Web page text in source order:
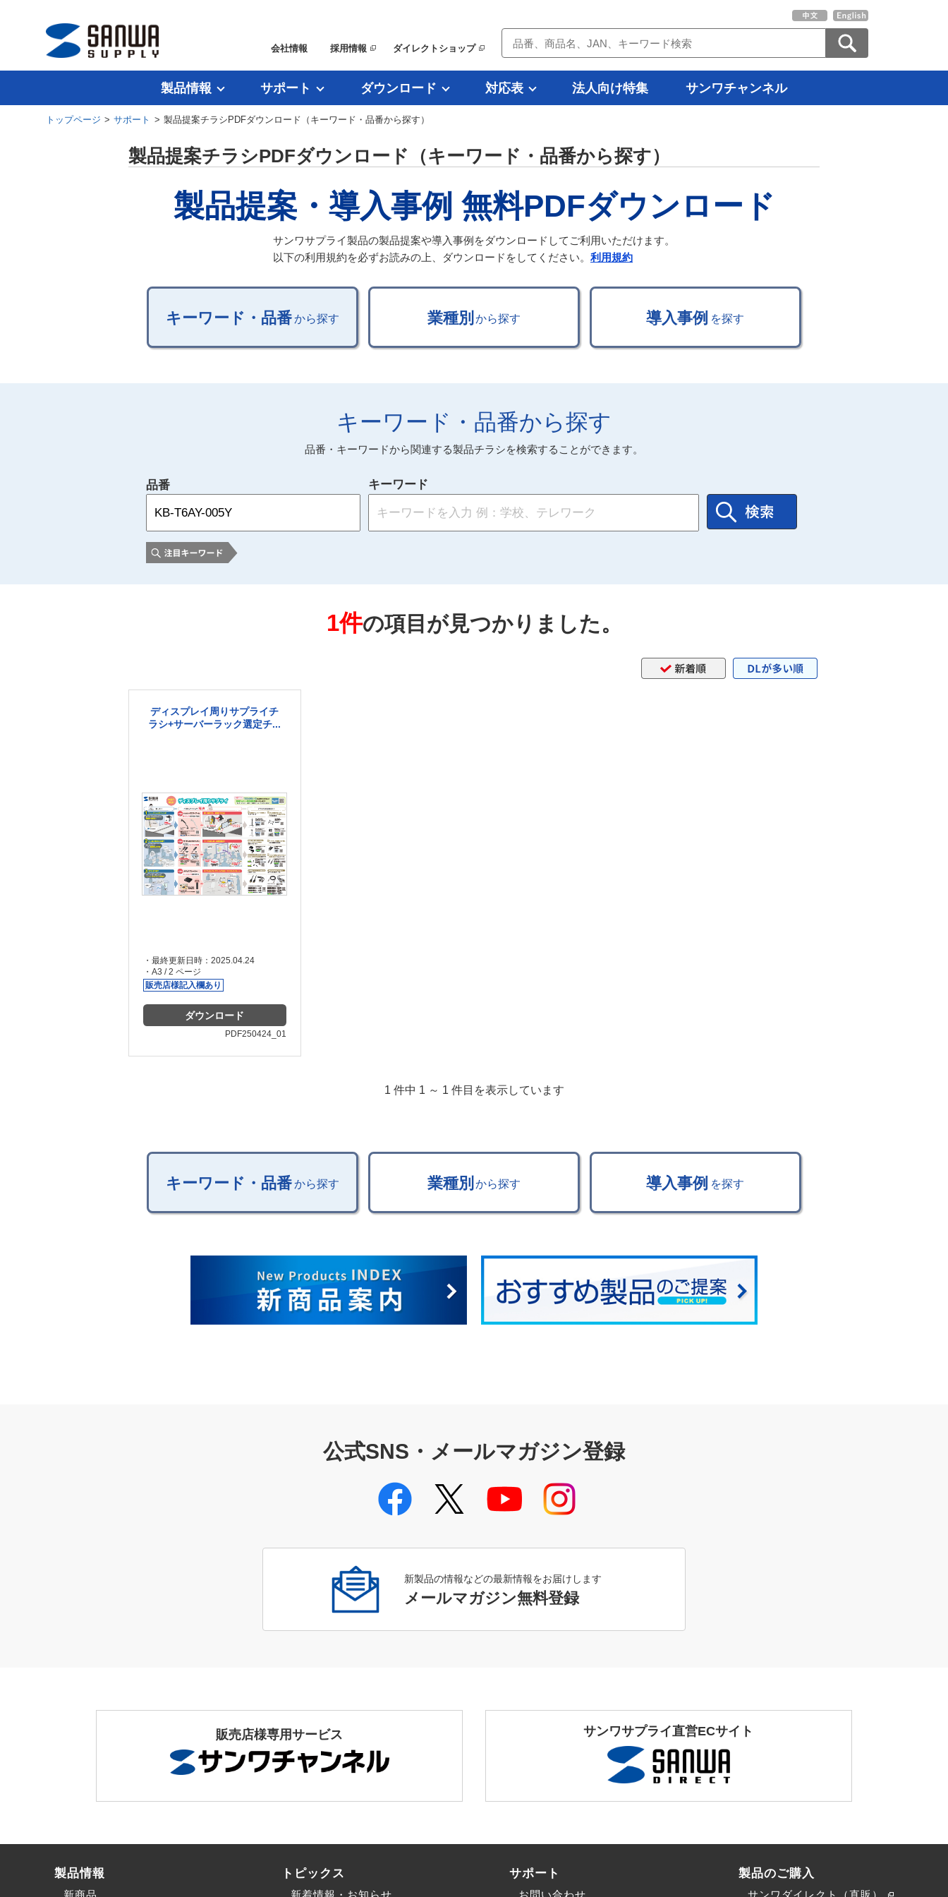
会社情報 採用情報 ダイレクトショップ
製品情報 サポート ダウンロード 対応表 法人向け特集 サンワチャンネル
トップページ >サポート > 製品提案チラシPDFダウンロード（キーワード・品番から探す）
製品提案チラシPDFダウンロード（キーワード・品番から探す）
製品提案・導入事例 無料PDFダウンロード
サンワサプライ製品の製品提案や導入事例をダウンロードしてご利用いただけます。
以下の利用規約を必ずお読みの上、ダウンロードをしてください。 利用規約
キーワード・品番から探す 業種別 から探す 導入事例 を探す
キーワード・品番から探す
品番・キーワードから関連する製品チラシを検索することができます。
品番 キーワード
1件の項目が見つかりました。
ディスプレイ周りサプライチ
ラシ+サーバーラック選定チ...
・最終更新日時：2025.04.24
・A3 / 2 ページ
販売店様記入欄あり
ダウンロード
PDF250424_01
1 件中 1 ～ 1 件目を表示しています
キーワード・品番から探す 業種別 から探す 導入事例 を探す
公式SNS・メールマガジン登録
新製品の情報などの最新情報をお届けします
メールマガジン無料登録
販売店様専用サービス サンワサプライ直営ECサイト
製品情報 トピックス サポート 製品のご購入